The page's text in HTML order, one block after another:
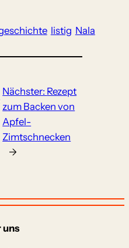
listig Nala
Nächster: Rezept
zum Backen von
Apfel-
Zimtschnecken
→
uns